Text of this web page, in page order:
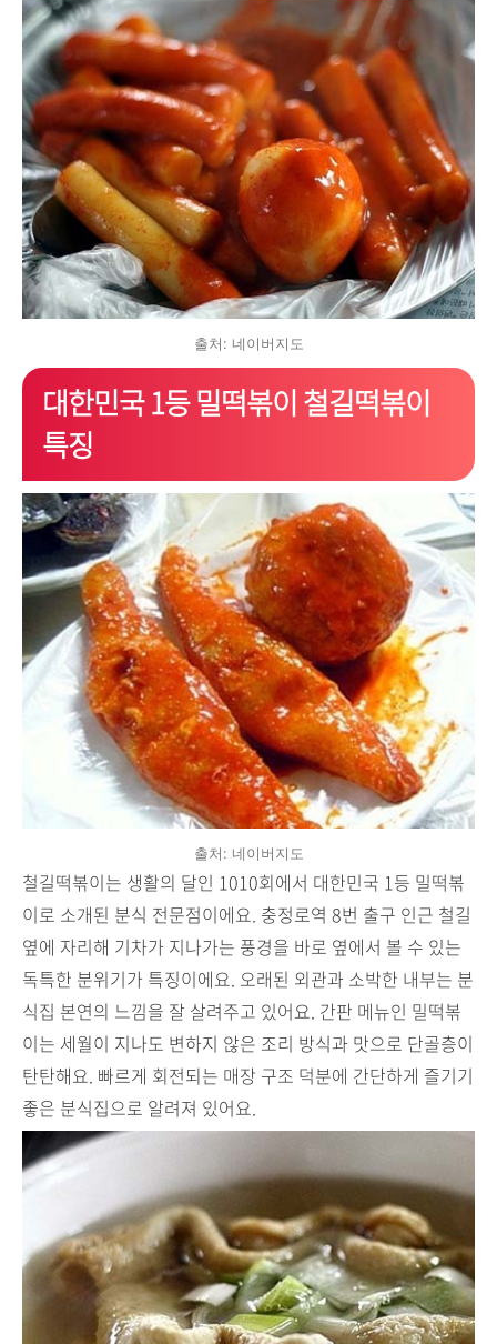
출처: 네이버지도
대한민국 1등 밀떡볶이 철길떡볶이
특징
출처: 네이버지도
철길떡볶이는 생활의 달인 1010회에서 대한민국 1등 밀떡볶
이로 소개된 분식 전문점이에요. 충정로역 8번 출구 인근 철길
옆에 자리해 기차가 지나가는 풍경을 바로 옆에서 볼 수 있는
독특한 분위기가 특징이에요. 오래된 외관과 소박한 내부는 분
식집 본연의 느낌을 잘 살려주고 있어요. 간판 메뉴인 밀떡볶
이는 세월이 지나도 변하지 않은 조리 방식과 맛으로 단골층이
탄탄해요. 빠르게 회전되는 매장 구조 덕분에 간단하게 즐기기
좋은 분식집으로 알려져 있어요.